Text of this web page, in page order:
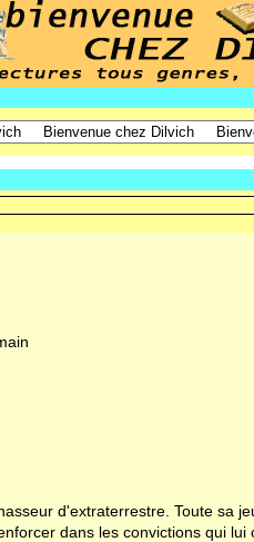
d'extraterrestre. Toute
dans les convictions qui